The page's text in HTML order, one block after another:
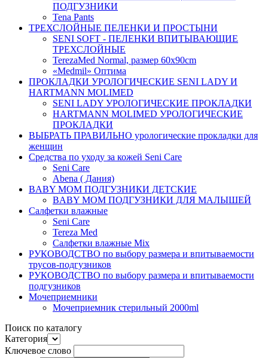
ПОДГУЗНИКИ
Tena Pants
ТРЕХСЛОЙНЫЕ ПЕЛЕНКИ И ПРОСТЫНИ
SENI SOFT - ПЕЛЕНКИ ВПИТЫВАЮЩИЕ
ТРЕХСЛОЙНЫЕ
TerezaMed Normal, размер 60x90cm
«Medmil» Оптима
ПРОКЛАДКИ УРОЛОГИЧЕСКИЕ SENI LADY И
HARTMANN MOLIMED
SENI LADY УРОЛОГИЧЕСКИЕ ПРОКЛАДКИ
HARTMANN MOLIMED УРОЛОГИЧЕСКИЕ
ПРОКЛАДКИ
ВЫБРАТЬ ПРАВИЛЬНО урологические прокладки для
женщин
Средства по уходу за кожей Seni Care
Seni Care
Abena ( Дания)
BABY MOM ПОДГУЗНИКИ ДЕТСКИЕ
BABY MOM ПОДГУЗНИКИ ДЛЯ МАЛЫШЕЙ
Салфетки влажные
Seni Care
Tereza Med
Салфетки влажные Mix
РУКОВОДСТВО по выбору размера и впитываемости
трусов-подгузников
РУКОВОДСТВО по выбору размера и впитываемости
подгузников
Мочеприемники
Мочеприемник стерильный 2000ml
Поиск по каталогу
Категория
Ключевое слово